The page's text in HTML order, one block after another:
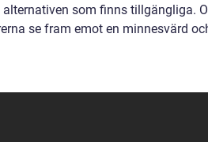
som finns tillgängliga.
se fram emot en minnesvärd